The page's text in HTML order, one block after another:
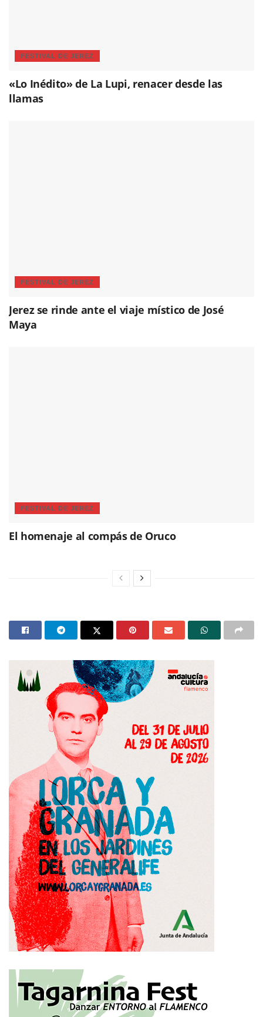
FESTIVAL DE JEREZ
«Lo Inédito» de La Lupi, renacer desde las
llamas
FESTIVAL DE JEREZ
Jerez se rinde ante el viaje místico de José
Maya
FESTIVAL DE JEREZ
El homenaje al compás de Oruco